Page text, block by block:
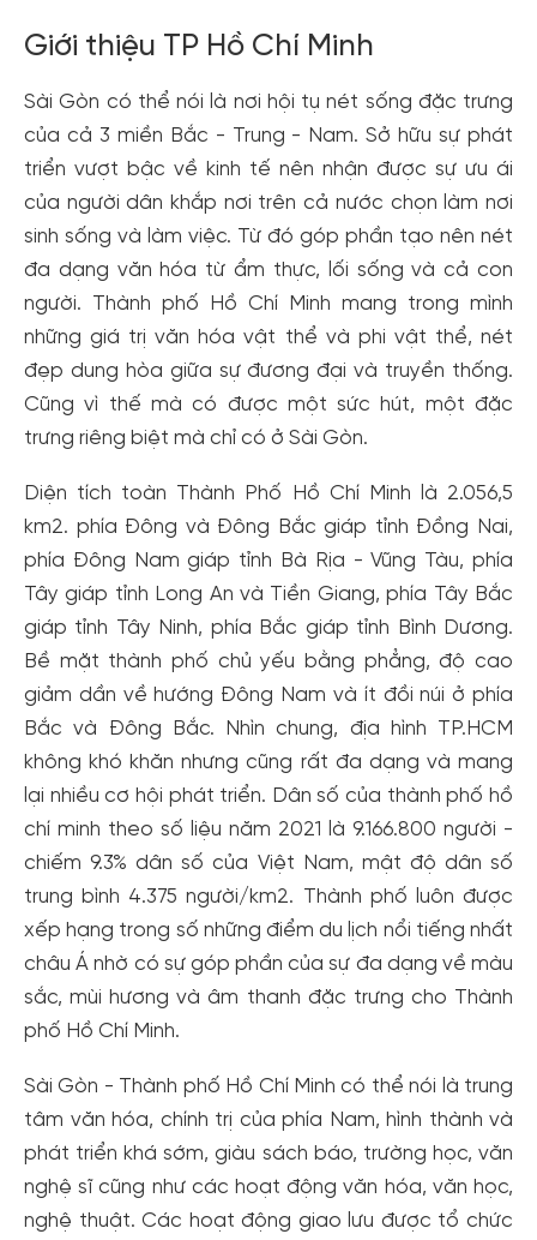
Giới thiệu TP Hồ Chí Minh
Sài Gòn có thể nói là nơi hội tụ nét sống đặc trưng
của cả 3 miền Bắc - Trung - Nam. Sở hữu sự phát
triển vượt bậc về kinh tế nên nhận được sự ưu ái
của người dân khắp nơi trên cả nước chọn làm nơi
sinh sống và làm việc. Từ đó góp phần tạo nên nét
đa dạng văn hóa từ ẩm thực, lối sống và cả con
người. Thành phố Hồ Chí Minh mang trong mình
những giá trị văn hóa vật thể và phi vật thể, nét
đẹp dung hòa giữa sự đương đại và truyền thống.
Cũng vì thế mà có được một sức hút, một đặc
trưng riêng biệt mà chỉ có ở Sài Gòn.
Diện tích toàn Thành Phố Hồ Chí Minh là 2.056,5
km2. phía Đông và Đông Bắc giáp tỉnh Đồng Nai,
phía Đông Nam giáp tỉnh Bà Rịa - Vũng Tàu, phía
Tây giáp tỉnh Long An và Tiền Giang, phía Tây Bắc
giáp tỉnh Tây Ninh, phía Bắc giáp tỉnh Bình Dương.
Bề mặt thành phố chủ yếu bằng phẳng, độ cao
giảm dần về hướng Đông Nam và ít đồi núi ở phía
Bắc và Đông Bắc. Nhìn chung, địa hình TP.HCM
không khó khăn nhưng cũng rất đa dạng và mang
lại nhiều cơ hội phát triển. Dân số của thành phố hồ
chí minh theo số liệu năm 2021 là 9.166.800 người -
chiếm 9.3% dân số của Việt Nam, mật độ dân số
trung bình 4.375 người/km2. Thành phố luôn được
xếp hạng trong số những điểm du lịch nổi tiếng nhất
châu Á nhờ có sự góp phần của sự đa dạng về màu
sắc, mùi hương và âm thanh đặc trưng cho Thành
phố Hồ Chí Minh.
Sài Gòn - Thành phố Hồ Chí Minh có thể nói là trung
tâm văn hóa, chính trị của phía Nam, hình thành và
phát triển khá sớm, giàu sách báo, trường học, văn
nghệ sĩ cũng như các hoạt động văn hóa, văn học,
nghệ thuật. Các hoạt động giao lưu được tổ chức